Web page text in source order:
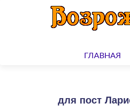
кГЛАВНАЯ
для пост